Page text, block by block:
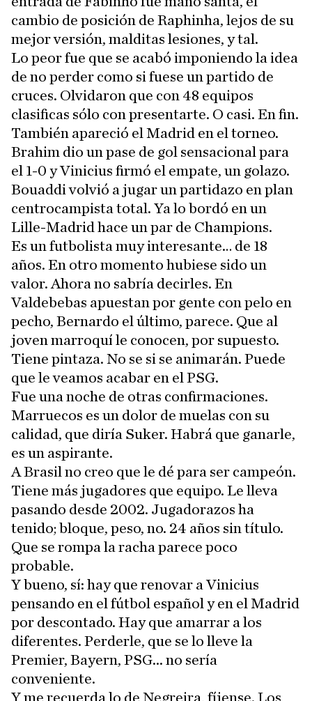
cambio de posición de Raphinha, lejos de su
mejor versión, malditas lesiones, y tal.
Lo peor fue que se acabó imponiendo la idea
de no perder como si fuese un partido de
cruces. Olvidaron que con 48 equipos
clasificas sólo con presentarte. O casi. En fin.
También apareció el Madrid en el torneo.
Brahim dio un pase de gol sensacional para
el 1-0 y Vinicius firmó el empate, un golazo.
Bouaddi volvió a jugar un partidazo en plan
centrocampista total. Ya lo bordó en un
Lille-Madrid hace un par de Champions.
Es un futbolista muy interesante… de 18
años. En otro momento hubiese sido un
valor. Ahora no sabría decirles. En
Valdebebas apuestan por gente con pelo en
pecho, Bernardo el último, parece. Que al
joven marroquí le conocen, por supuesto.
Tiene pintaza. No se si se animarán. Puede
que le veamos acabar en el PSG.
Fue una noche de otras confirmaciones.
Marruecos es un dolor de muelas con su
calidad, que diría Suker. Habrá que ganarle,
es un aspirante.
A Brasil no creo que le dé para ser campeón.
Tiene más jugadores que equipo. Le lleva
pasando desde 2002. Jugadorazos ha
tenido; bloque, peso, no. 24 años sin título.
Que se rompa la racha parece poco
probable.
Y bueno, sí: hay que renovar a Vinicius
pensando en el fútbol español y en el Madrid
por descontado. Hay que amarrar a los
diferentes. Perderle, que se lo lleve la
Premier, Bayern, PSG... no sería
conveniente.
Y me recuerda lo de Negreira, fíjense. Los